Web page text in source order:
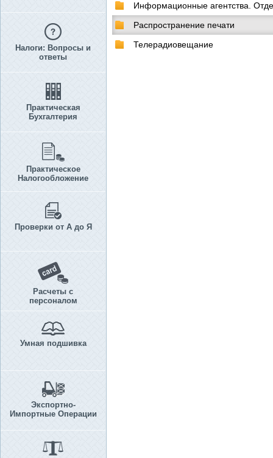
Налоги: Вопросы и
ответы
Практическая
Бухгалтерия
Практическое
Налогообложение
Проверки от А до Я
Расчеты с
персоналом
Умная подшивка
Экспортно-
Импортные Операции
Информационные агентства.
Распространение печати
Телерадиовещание